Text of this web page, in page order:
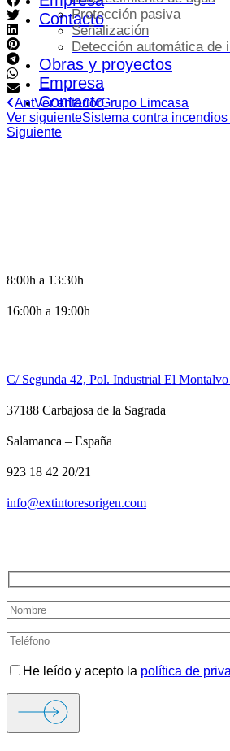
ContactoProtección pasiva
Señalización
Detección automática de
Obras y proyectos
Empresa
Contacto
AntVer anteriorGrupo Limcasa
Ver siguienteSistema contra
Siguiente
8:00h a 13:30h
16:00h a 19:00h
C/ Segunda 42, Pol. Industrial El
37188 Carbajosa de la Sagrada
Salamanca – España
923 18 42 20/21
info@extintoresorigen.com
He leído y acepto la política de